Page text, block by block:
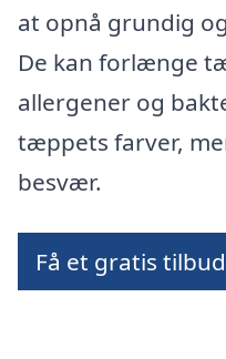
at opnå grundig
De kan forlænge
allergener og
tæppets farver,
besvær.
Få et gratis